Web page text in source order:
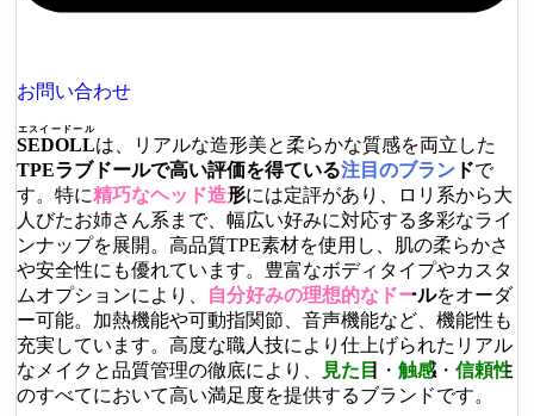
お問い合わせ
SEDOLL
エスイードール
は、リアルな造形美と柔らかな質感を両立した
TPEラブドールで高い評価を得ている注目のブランドで
す。特に精巧なヘッド造形には定評があり、ロリ系から大
人びたお姉さん系まで、幅広い好みに対応する多彩なライ
ンナップを展開。高品質TPE素材を使用し、肌の柔らかさ
や安全性にも優れています。豊富なボディタイプやカスタ
ムオプションにより、
自分好みの理想的なドールをオーダ
ー可能。加熱機能や可動指関節、音声機能など、機能性も
充実しています。高度な職人技により仕上げられたリアル
なメイクと品質管理の徹底により、
見た目 ・ 触感 ・ 信頼性
のすべてにおいて高い満足度を提供するブランドです。